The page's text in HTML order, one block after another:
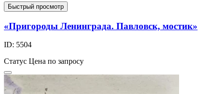
Быстрый просмотр
«Пригороды Ленинграда. Павловск, мостик»
ID: 5504
Статус Цена по запросу